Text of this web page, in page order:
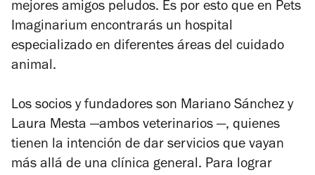
mejores amigos peludos. Es por esto que en Pets
Imaginarium encontrarás un hospital
especializado en diferentes áreas del cuidado
animal.
Los socios y fundadores son Mariano Sánchez y
Laura Mesta —ambos veterinarios —, quienes
tienen la intención de dar servicios que vayan
más allá de una clínica general. Para lograr